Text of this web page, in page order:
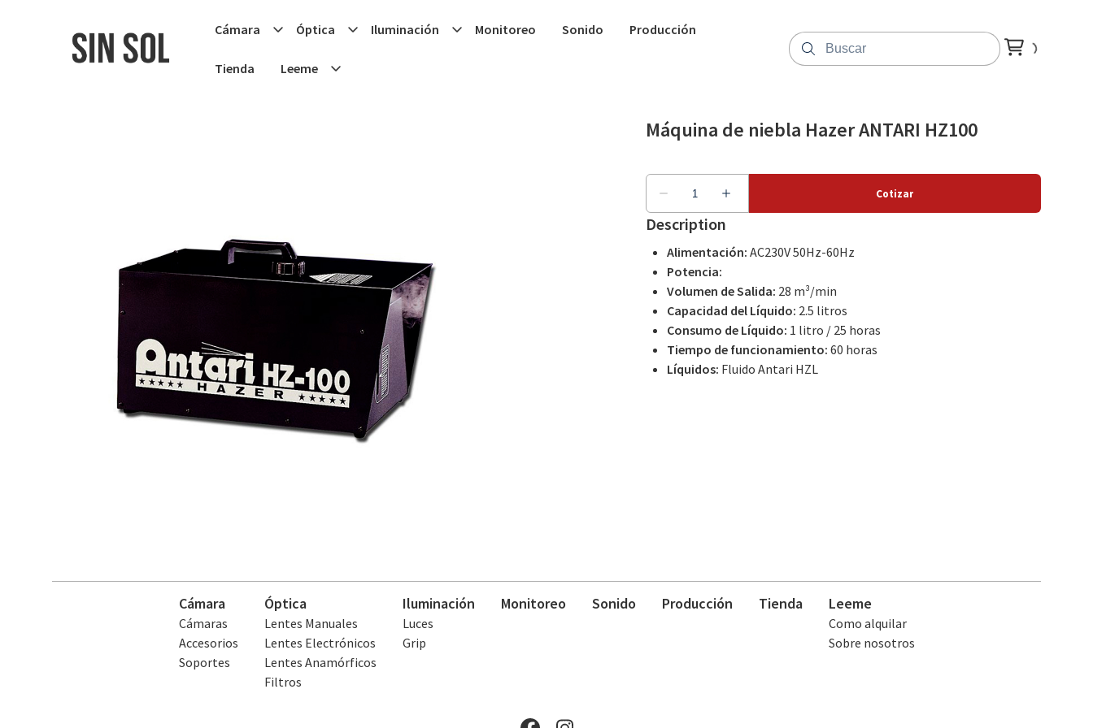
Cámara Óptica Iluminación Monitoreo Sonido Producción
Tienda Leeme
Máquina de niebla Hazer ANTARI HZ100
Description
Alimentación: AC230V 50Hz-60Hz
Potencia:
Volumen de Salida: 28 m³/min
Capacidad del Líquido: 2.5 litros
Consumo de Líquido: 1 litro / 25 horas
Tiempo de funcionamiento: 60 horas
Líquidos: Fluido Antari HZL
Cámara
Cámaras
Accesorios
Soportes
Óptica
Lentes Manuales
Lentes Electrónicos
Lentes Anamórficos
Filtros
Iluminación
Luces
Grip
Monitoreo Sonido Producción Tienda Leeme
Como alquilar
Sobre nosotros